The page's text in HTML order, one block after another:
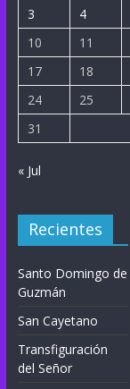
3
4
10
11
17
18
24
25
31
« Jul
Recientes
Santo Domingo de
Guzmán
San Cayetano
Transfiguración
del Señor